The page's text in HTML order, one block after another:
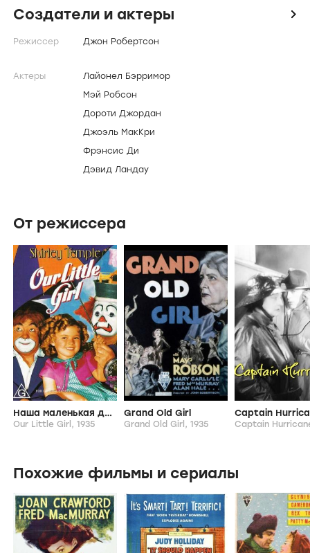
Создатели и актеры icon
Режиссер Джон Робертсон
Актеры
Лайонел Бэрримор
Мэй Робсон
Дороти Джордан
Джоэль МакКри
Фрэнсис Ди
Дэвид Ландау
От режиссера
Наша маленькая девочка
Our Little Girl, 1935
Grand Old Girl
Grand Old Girl, 1935
Captain
Captain
Похожие фильмы и сериалы